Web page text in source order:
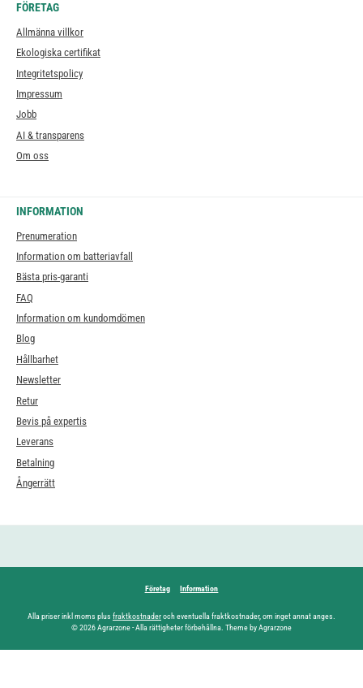
FÖRETAG
Allmänna villkor
Ekologiska certifikat
Integritetspolicy
Impressum
Jobb
AI & transparens
Om oss
INFORMATION
Prenumeration
Information om batteriavfall
Bästa pris-garanti
FAQ
Information om kundomdömen
Blog
Hållbarhet
Newsletter
Retur
Bevis på expertis
Leverans
Betalning
Ångerrätt
Företag Information
Alla priser inkl moms plus fraktkostnaderoch eventuella fraktkostnader, om inget annat anges.
© 2026 Agrarzone - Alla rättigheter förbehållna. Theme by Agrarzone